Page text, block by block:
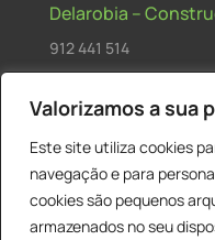
Valorizamos a sua
Este site utiliza cookies
navegação e para
cookies são pequenos
armazenados no seu
Delarobia –
912 441 514
R. António Andrade,
2820-287 • Charneca
Products
search